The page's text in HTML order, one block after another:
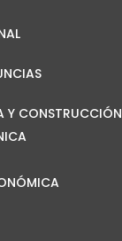
Y CONSTRUCCIÓN